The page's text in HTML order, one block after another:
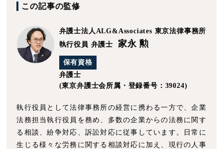
この記事の監修
弁護士法人ALG&Associates 東京法律事務所
執行役員 弁護士
家永 勲
保有資格
弁護士
(東京弁護士会所属・登録番号：39024)
執行役員として法律事務所の経営に携わる一方で、企業
法務担当執行役員を務め、多数の企業からの法務に関す
る相談、紛争対応、訴訟対応に従事しています。日常に
生じる様々な労務に関する相談対応に加え、現行の人事